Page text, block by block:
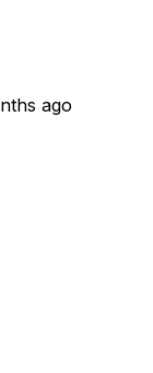
ago